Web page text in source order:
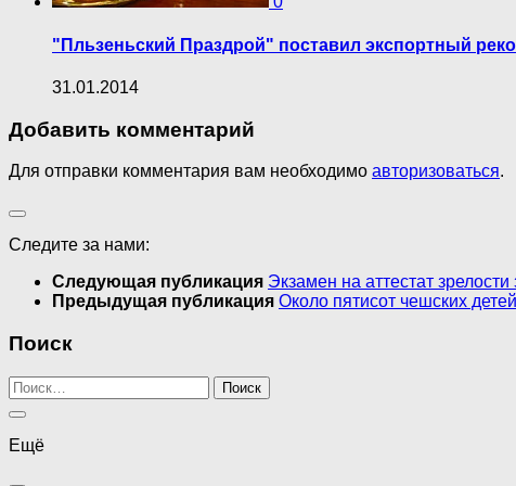
"Пльзеньский Праздрой" поставил экспортный
31.01.2014
Добавить комментарий
Для отправки комментария вам необходимо авторизоваться.
Следите за нами:
Следующая публикация Экзамен на аттестат
Предыдущая публикация Около пятисот чешских
Поиск
Найти:
Ещё